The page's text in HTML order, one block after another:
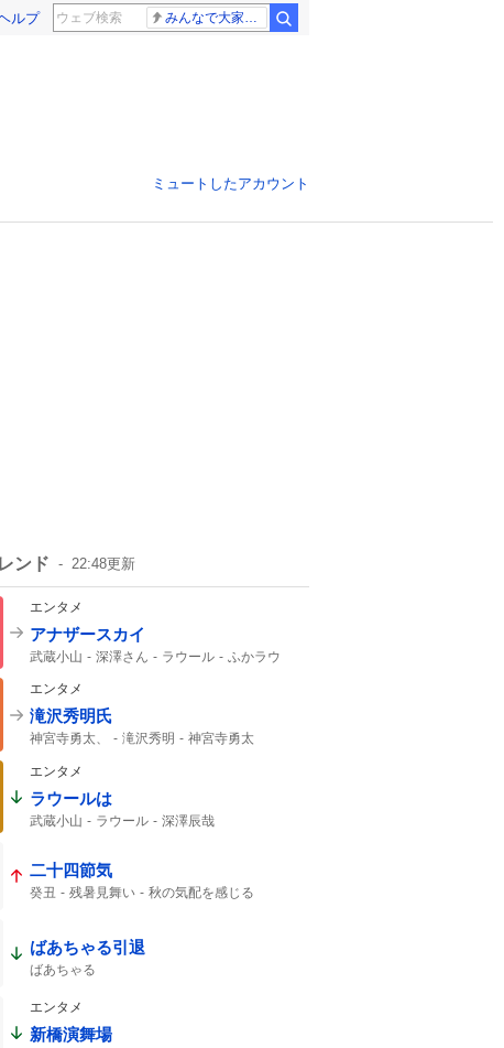
ルプ みんなで大家さん 2881億円
ミュートしたアカウント
ンド 22:48更新
エンタメ
アナザースカイ
武蔵小山 深澤さん ラウール
ふかラウ
エンタメ
滝沢秀明氏
神宮寺勇太、 滝沢秀明
神宮寺勇太
エンタメ
ラウールは
武蔵小山 ラウール
深澤辰哉
二十四節気
癸丑 残暑見舞い
秋の気配を感じる
ばあちゃる引退
ばあちゃる
エンタメ
新橋演舞場